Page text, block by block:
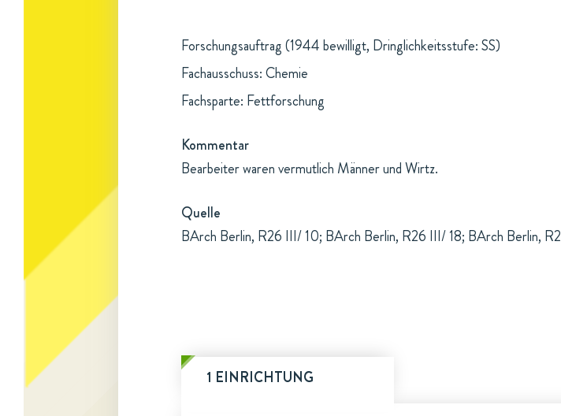
Forschungsauftrag (1944 bewilligt, Dringlichkeitsstufe: SS)
Fachausschuss: Chemie
Fachsparte: Fettforschung
Kommentar
Bearbeiter waren vermutlich Männer und Wirtz.
Quelle
BArch Berlin, R26 III/ 10; BArch Berlin, R26 III/ 18; BArch Berlin,
1 EINRICHTUNG